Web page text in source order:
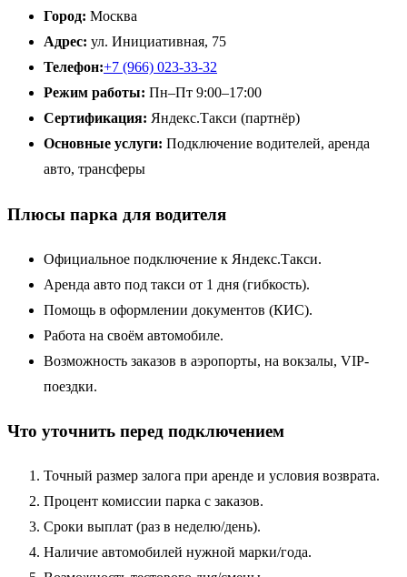
Город: Москва
Адрес: ул. Инициативная, 75
Телефон:+7 (966) 023-33-32
Режим работы: Пн–Пт 9:00–17:00
Сертификация: Яндекс.Такси (партнёр)
Основные услуги: Подключение водителей, аренда
авто, трансферы
Плюсы парка для водителя
Официальное подключение к Яндекс.Такси.
Аренда авто под такси от 1 дня (гибкость).
Помощь в оформлении документов (КИС).
Работа на своём автомобиле.
Возможность заказов в аэропорты, на вокзалы, VIP-
поездки.
Что уточнить перед подключением
Точный размер залога при аренде и условия возврата.
Процент комиссии парка с заказов.
Сроки выплат (раз в неделю/день).
Наличие автомобилей нужной марки/года.